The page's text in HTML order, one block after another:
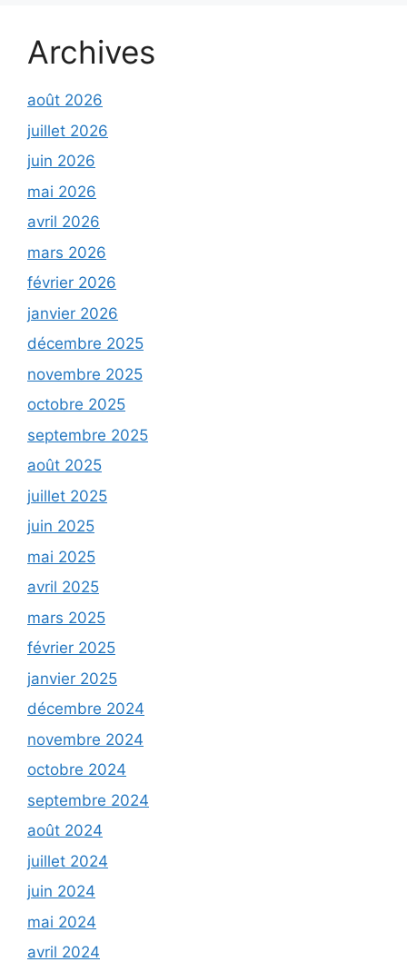
Archives
août 2026
juillet 2026
juin 2026
mai 2026
avril 2026
mars 2026
février 2026
janvier 2026
décembre 2025
novembre 2025
octobre 2025
septembre 2025
août 2025
juillet 2025
juin 2025
mai 2025
avril 2025
mars 2025
février 2025
janvier 2025
décembre 2024
novembre 2024
octobre 2024
septembre 2024
août 2024
juillet 2024
juin 2024
mai 2024
avril 2024